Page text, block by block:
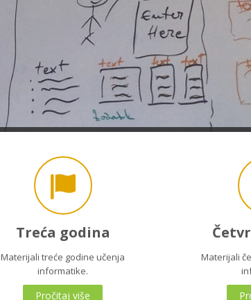
Treća godina
Materijali treće godine učenja
informatike.
Pročitaj više
Materijali